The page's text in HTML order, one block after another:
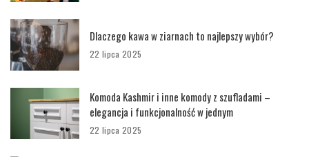
Dlaczego kawa w ziarnach to najlepszy wybór?
22 lipca 2025
Komoda Kashmir i inne komody z szufladami –
elegancja i funkcjonalność w jednym
22 lipca 2025